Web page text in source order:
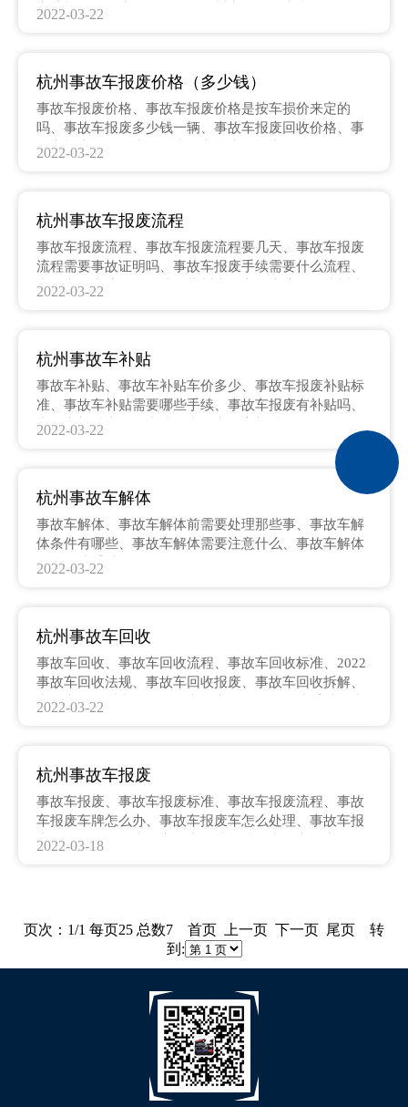
市盛悦物资再生有限公司、徐州市物资再生利用有限公
南通报废汽车回收拆解有限公司、南京市宁联报废汽车
回收拆解有限公司、连云港万联环境资源综合利用有限
公司、杭州苏物再生利用有限公司、杭州苏北废旧汽车
家电拆解再生利用有限公司、常州常联报废汽车回收拆
解有限公司、常熟市物资
2022-03-22
杭州事故车报废价格（多少钱）
事故车报废价格、事故车报废价格是按车损价来定的
吗、事故车报废多少钱一辆、事故车报废回收价格、事
故车报废能给多少钱、事故车报废价格表
2022-03-22
杭州事故车报废流程
事故车报废流程、事故车报废流程要几天、事故车报废
流程需要事故证明吗、事故车报废手续需要什么流程、
事故车报废流程有哪些、杭州事故车报废流程、杭州事
2022-03-22
杭州事故车补贴
事故车补贴、事故车补贴车价多少、事故车报废补贴标
准、事故车补贴需要哪些手续、事故车报废有补贴吗、
事故车补贴去哪里申请、事故车国家补贴
2022-03-22
杭州事故车解体
事故车解体、事故车解体前需要处理那些事、事故车解
体条件有哪些、事故车解体需要注意什么、事故车解体
需要哪些手续、
2022-03-22
杭州事故车回收
事故车回收、事故车回收流程、事故车回收标准、2022
事故车回收法规、事故车回收报废、事故车回收拆解、
事故车回收后去哪里了、事故车回收需要哪些手续、事
2022-03-22
杭州事故车报废
事故车报废、事故车报废标准、事故车报废流程、事故
车报废车牌怎么办、事故车报废车怎么处理、事故车报
废证明怎么开、事故车报废理赔标准、事故车报废怎么
2022-03-18
页次：1/1 每页25 总数7 首页 上一页 下一页 尾页 转
到: